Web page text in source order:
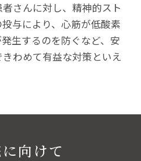
さんに対し、精神的スト
与により、心筋が低酸素
生するのを防ぐなど、安
わめて有益な対策といえ
向けて